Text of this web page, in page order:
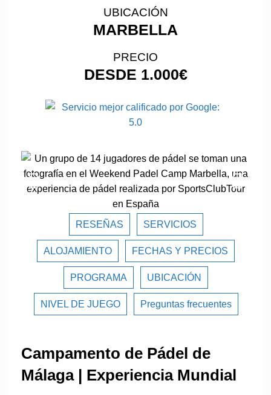
UBICACIÓN
MARBELLA
PRECIO
DESDE 1.000€
RESEÑAS SERVICIOS
ALOJAMIENTO FECHAS Y PRECIOS
PROGRAMA UBICACIÓN
NIVEL DE JUEGO Preguntas frecuentes
Campamento de Pádel de
Málaga | Experiencia Mundial